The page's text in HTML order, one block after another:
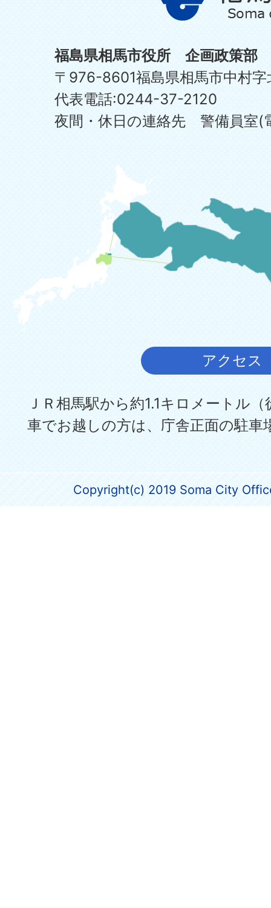
福島県相馬市役所 企画政策部
〒976-8601福島県相馬市中村
代表電話:0244-37-2120
夜間・休日の連絡先 警備員室
アクセス
ＪＲ相馬駅から約1.1キロメートル
車でお越しの方は、庁舎正面の駐車
Copyright(c) 2019 Soma City